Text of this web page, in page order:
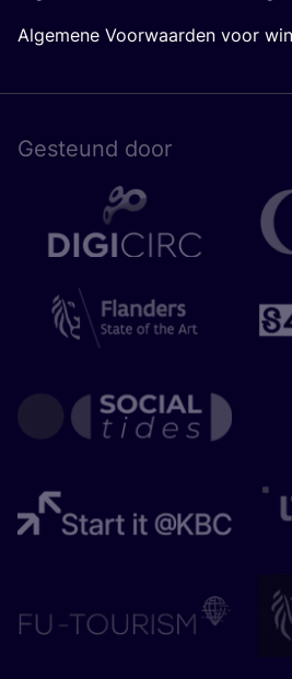
Algemene Voorwaarden voor
Gesteund door